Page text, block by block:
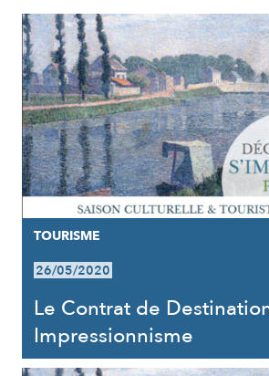
RÉSULTATS
TOURISME
26/05/2020
Le Contrat de
Impressionnisme